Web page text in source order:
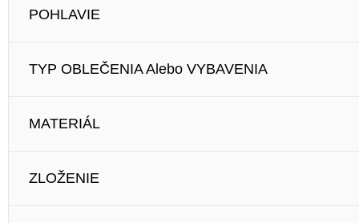
POHLAVIE
TYP OBLEČENIA Alebo VYBAVENIA
MATERIÁL
ZLOŽENIE